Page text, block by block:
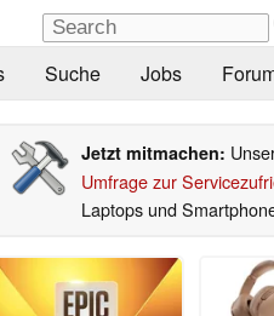
Suche Jobs
Jetzt mitmachen:
Umfrage zur
Laptops und